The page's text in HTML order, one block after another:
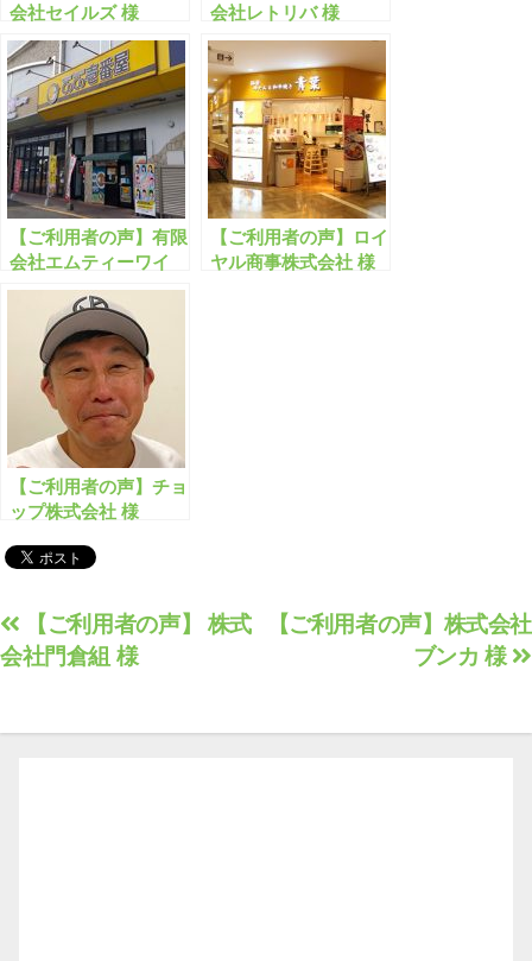
会社セイルズ 様
会社レトリバ 様
【ご利用者の声】有限
会社エムティーワイ
様
【ご利用者の声】ロイ
ヤル商事株式会社 様
【ご利用者の声】チョ
ップ株式会社 様
投
稿
ビ
【ご利用者の声】株式会社
ブンカ 様
【ご利用者の声】 株式
会社門倉組 様